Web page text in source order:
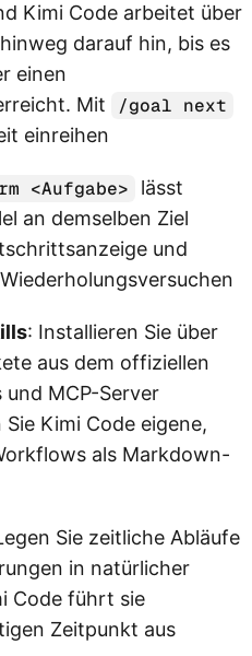
Kimi Code arbeitet über
darauf hin, bis es
einen
Mit
/goal next
einreihen
<Aufgabe>
lässt
an demselben Ziel
und
: Installieren Sie über
aus dem offiziellen
und MCP-Server
Kimi Code eigene,
als Markdown-
Sie zeitliche Abläufe
in natürlicher
Code führt sie
Zeitpunkt aus